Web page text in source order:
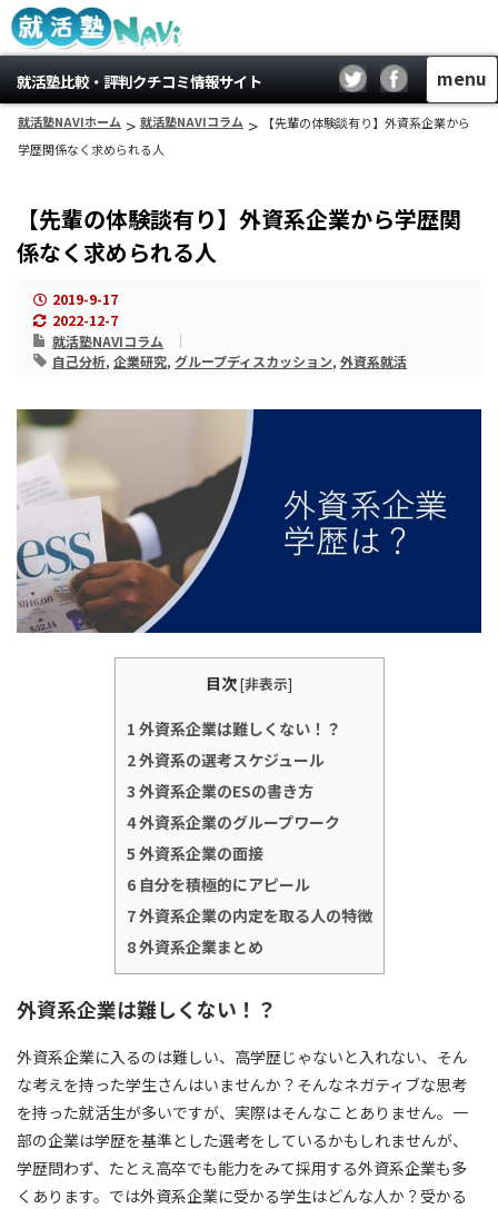
就活塾比較・評判クチコミ情報サイト menu
就活塾NAVIホーム > 就活塾NAVIコラム >
【先輩の体験談有り】外資系企業から
学歴関係なく求められる人
【先輩の体験談有り】外資系企業から学歴関
係なく求められる人
2019-9-17
2022-12-7
就活塾NAVIコラム
自己分析, 企業研究, グループディスカッション, 外資系就活
目次[非表示]
1 外資系企業は難しくない！？
2外資系の選考スケジュール
3 外資系企業のESの書き方
4外資系企業のグループワーク
5 外資系企業の面接
6自分を積極的にアピール
7外資系企業の内定を取る人の特徴
8外資系企業まとめ
外資系企業は難しくない！？
外資系企業に入るのは難しい、高学歴じゃないと入れない、そん
な考えを持った学生さんはいませんか？そんなネガティブな思考
を持った就活生が多いですが、実際はそんなことありません。一
部の企業は学歴を基準とした選考をしているかもしれませんが、
学歴問わず、たとえ高卒でも能力をみて採用する外資系企業も多
くあります。では外資系企業に受かる学生はどんな人か？受かる